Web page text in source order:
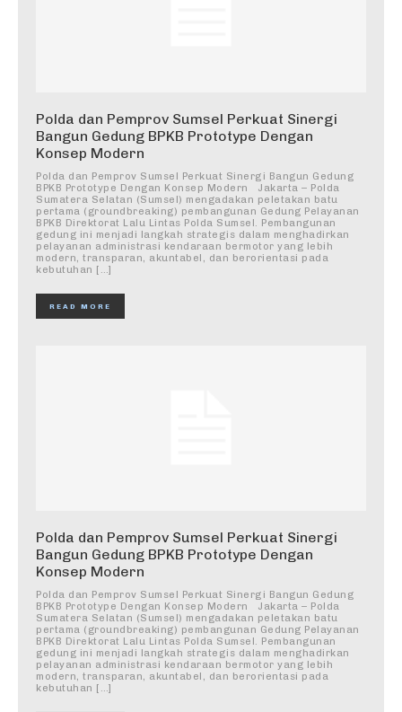
Polda dan Pemprov Sumsel Perkuat Sinergi
Bangun Gedung BPKB Prototype Dengan
Konsep Modern
Polda dan Pemprov Sumsel Perkuat Sinergi Bangun Gedung
BPKB Prototype Dengan Konsep Modern Jakarta – Polda
Sumatera Selatan (Sumsel) mengadakan peletakan batu
pertama (groundbreaking) pembangunan Gedung Pelayanan
BPKB Direktorat Lalu Lintas Polda Sumsel. Pembangunan
gedung ini menjadi langkah strategis dalam menghadirkan
pelayanan administrasi kendaraan bermotor yang lebih
modern, transparan, akuntabel, dan berorientasi pada
kebutuhan […]
READ MORE
Polda dan Pemprov Sumsel Perkuat Sinergi
Bangun Gedung BPKB Prototype Dengan
Konsep Modern
Polda dan Pemprov Sumsel Perkuat Sinergi Bangun Gedung
BPKB Prototype Dengan Konsep Modern Jakarta – Polda
Sumatera Selatan (Sumsel) mengadakan peletakan batu
pertama (groundbreaking) pembangunan Gedung Pelayanan
BPKB Direktorat Lalu Lintas Polda Sumsel. Pembangunan
gedung ini menjadi langkah strategis dalam menghadirkan
pelayanan administrasi kendaraan bermotor yang lebih
modern, transparan, akuntabel, dan berorientasi pada
kebutuhan […]